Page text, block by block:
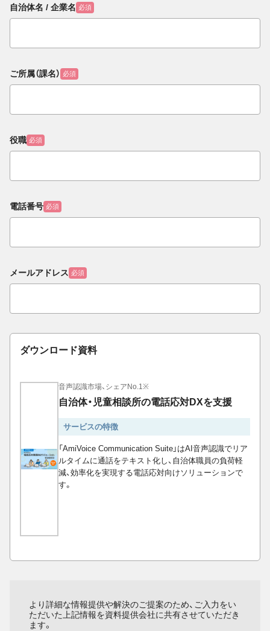
自治体名 / 企業名 必須
ご所属（課名） 必須
役職 必須
電話番号 必須
メールアドレス 必須
ダウンロード資料
音声認識市場、シェアNo.1※
自治体・児童相談所の電話応対DXを支援
サービスの特徴
「AmiVoice Communication Suite」はAI音声認識でリア
ルタイムに通話をテキスト化し、自治体職員の負荷軽
減、効率化を実現する電話応対向けソリューションで
す。
より詳細な情報提供や解決のご提案のため、ご入力をい
ただいた上記情報を資料提供会社に共有させていただき
ます。